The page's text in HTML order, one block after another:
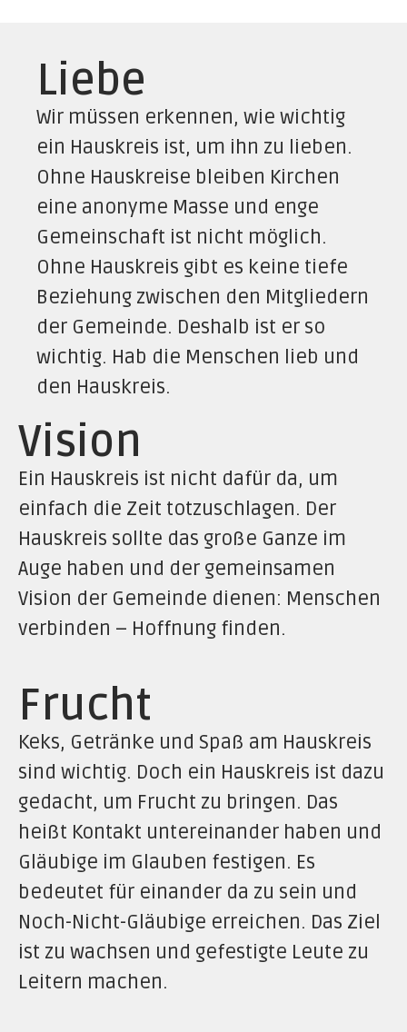
Liebe
Wir müssen erkennen, wie wichtig
ein Hauskreis ist, um ihn zu lieben.
Ohne Hauskreise bleiben Kirchen
eine anonyme Masse und enge
Gemeinschaft ist nicht möglich.
Ohne Hauskreis gibt es keine tiefe
Beziehung zwischen den Mitgliedern
der Gemeinde. Deshalb ist er so
wichtig. Hab die Menschen lieb und
den Hauskreis.
Vision
Ein Hauskreis ist nicht dafür da, um
einfach die Zeit totzuschlagen. Der
Hauskreis sollte das große Ganze im
Auge haben und der gemeinsamen
Vision der Gemeinde dienen: Menschen
verbinden – Hoffnung finden.
Frucht
Keks, Getränke und Spaß am Hauskreis
sind wichtig. Doch ein Hauskreis ist dazu
gedacht, um Frucht zu bringen. Das
heißt Kontakt untereinander haben und
Gläubige im Glauben festigen. Es
bedeutet für einander da zu sein und
Noch-Nicht-Gläubige erreichen. Das Ziel
ist zu wachsen und gefestigte Leute zu
Leitern machen.